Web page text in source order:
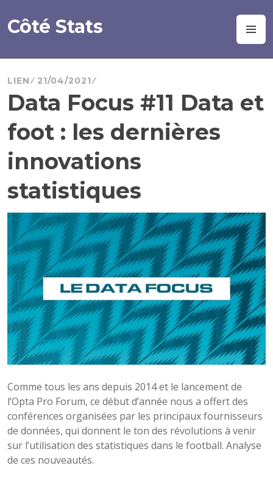
au
contenu
Côté Stats
LIEN 21/04/2021
Data Focus #11 Data et
foot : les dernières
innovations
statistiques
Comme tous les ans depuis 2014 et le lancement de
l’Opta Pro Forum, ce début d’année nous a offert des
conférences organisées par les principaux fournisseurs
de données, qui donnent le ton des révolutions à venir
sur l’utilisation des statistiques dans le football. Analyse
de ces nouveautés.